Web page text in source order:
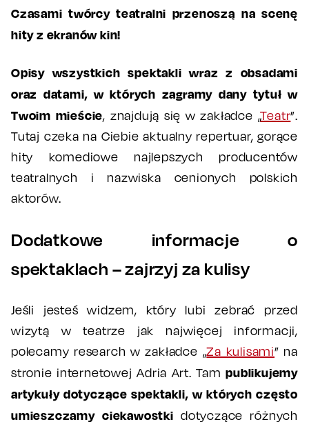
Czasami twórcy teatralni przenoszą na scenę
hity z ekranów kin!
Opisy wszystkich spektakli wraz z obsadami
oraz datami, w których zagramy dany tytuł w
Twoim mieście, znajdują się w zakładce „Teatr”.
Tutaj czeka na Ciebie aktualny repertuar, gorące
hity komediowe najlepszych producentów
teatralnych i nazwiska cenionych polskich
aktorów.
Dodatkowe informacje o
spektaklach – zajrzyj za kulisy
Jeśli jesteś widzem, który lubi zebrać przed
wizytą w teatrze jak najwięcej informacji,
polecamy research w zakładce „Za kulisami” na
stronie internetowej Adria Art. Tampublikujemy
artykuły dotyczące spektakli, w których często
umieszczamy ciekawostki dotyczące różnych